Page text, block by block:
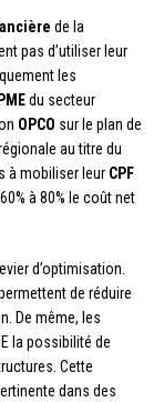
de la
pas d’utiliser leur
les
PMEdu secteur
OPCO sur le plan de
au titre du
à mobiliser leur CPF
à 80% le coût net
d’optimisation.
de réduire
De même, les
la possibilité de
Cette
dans des